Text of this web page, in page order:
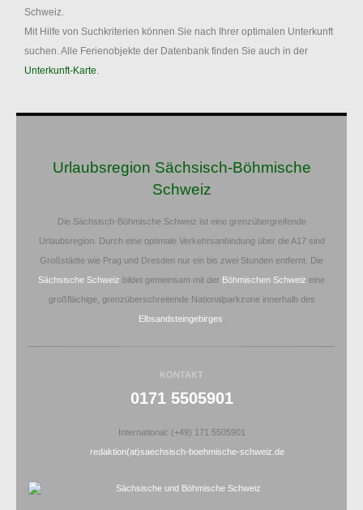
Schweiz.
Mit Hilfe von Suchkriterien können Sie nach Ihrer optimalen Unterkunft
suchen. Alle Ferienobjekte der Datenbank finden Sie auch in der
Unterkunft-Karte.
Urlaubsregion Sächsisch-Böhmische
Schweiz
Die Sächsisch-Böhmische Schweiz ist eine grenzübergreifende
Urlaubsregion. Durch eine optimale Verkehrsanbindung über die A17 sind
Großstädte wie Prag und Dresden nur ein bis zwei Stunden entfernt. Die
Sächsische Schweiz bildet gemeinsam mit der Böhmischen Schweiz eine
großflächige, grenzüberschreitende Nationalparkzone innerhalb des
Elbsandsteingebirges
KONTAKT
0171 5505901
International: (+49) 171 5505901
redaktion(at)saechsisch-boehmische-schweiz.de